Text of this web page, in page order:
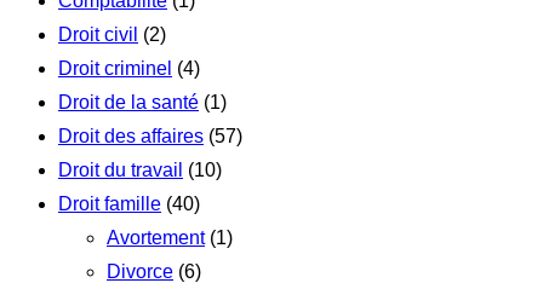
Droit civil (2)
Droit criminel (4)
Droit de la santé (1)
Droit des affaires (57)
Droit du travail (10)
Droit famille (40)
Avortement(1)
Divorce (6)